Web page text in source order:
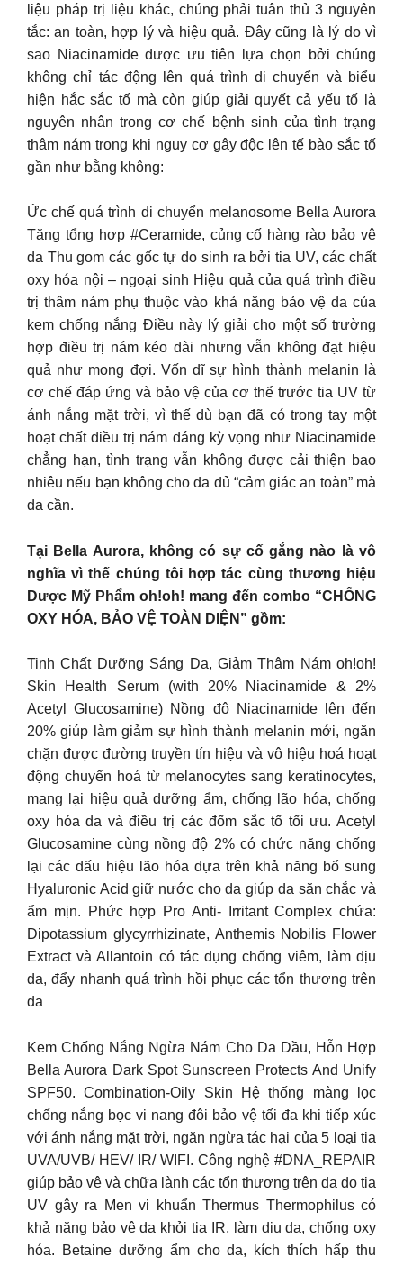
liệu pháp trị liệu khác, chúng phải tuân thủ 3 nguyên
tắc: an toàn, hợp lý và hiệu quả. Đây cũng là lý do vì
sao Niacinamide được ưu tiên lựa chọn bởi chúng
không chỉ tác động lên quá trình di chuyển và biểu
hiện hắc sắc tố mà còn giúp giải quyết cả yếu tố là
nguyên nhân trong cơ chế bệnh sinh của tình trạng
thâm nám trong khi nguy cơ gây độc lên tế bào sắc tố
gần như bằng không:
Ức chế quá trình di chuyển melanosome Bella Aurora
Tăng tổng hợp #Ceramide, củng cố hàng rào bảo vệ
da Thu gom các gốc tự do sinh ra bởi tia UV, các chất
oxy hóa nội – ngoại sinh Hiệu quả của quá trình điều
trị thâm nám phụ thuộc vào khả năng bảo vệ da của
kem chống nắng Điều này lý giải cho một số trường
hợp điều trị nám kéo dài nhưng vẫn không đạt hiệu
quả như mong đợi. Vốn dĩ sự hình thành melanin là
cơ chế đáp ứng và bảo vệ của cơ thể trước tia UV từ
ánh nắng mặt trời, vì thế dù bạn đã có trong tay một
hoạt chất điều trị nám đáng kỳ vọng như Niacinamide
chẳng hạn, tình trạng vẫn không được cải thiện bao
nhiêu nếu bạn không cho da đủ “cảm giác an toàn” mà
da cần.
Tại Bella Aurora, không có sự cố gắng nào là vô
nghĩa vì thế chúng tôi hợp tác cùng thương hiệu
Dược Mỹ Phẩm oh!oh! mang đến combo “CHỐNG
OXY HÓA, BẢO VỆ TOÀN DIỆN” gồm:
Tinh Chất Dưỡng Sáng Da, Giảm Thâm Nám oh!oh!
Skin Health Serum (with 20% Niacinamide & 2%
Acetyl Glucosamine) Nồng độ Niacinamide lên đến
20% giúp làm giảm sự hình thành melanin mới, ngăn
chặn được đường truyền tín hiệu và vô hiệu hoá hoạt
động chuyển hoá từ melanocytes sang keratinocytes,
mang lại hiệu quả dưỡng ẩm, chống lão hóa, chống
oxy hóa da và điều trị các đốm sắc tố tối ưu. Acetyl
Glucosamine cùng nồng độ 2% có chức năng chống
lại các dấu hiệu lão hóa dựa trên khả năng bổ sung
Hyaluronic Acid giữ nước cho da giúp da săn chắc và
ẩm mịn. Phức hợp Pro Anti- Irritant Complex chứa:
Dipotassium glycyrrhizinate, Anthemis Nobilis Flower
Extract và Allantoin có tác dụng chống viêm, làm dịu
da, đẩy nhanh quá trình hồi phục các tổn thương trên
da
Kem Chống Nắng Ngừa Nám Cho Da Dầu, Hỗn Hợp
Bella Aurora Dark Spot Sunscreen Protects And Unify
SPF50. Combination-Oily Skin Hệ thống màng lọc
chống nắng bọc vi nang đôi bảo vệ tối đa khi tiếp xúc
với ánh nắng mặt trời, ngăn ngừa tác hại của 5 loại tia
UVA/UVB/ HEV/ IR/ WIFI. Công nghệ #DNA_REPAIR
giúp bảo vệ và chữa lành các tổn thương trên da do tia
UV gây ra Men vi khuẩn Thermus Thermophilus có
khả năng bảo vệ da khỏi tia IR, làm dịu da, chống oxy
hóa. Betaine dưỡng ẩm cho da, kích thích hấp thu